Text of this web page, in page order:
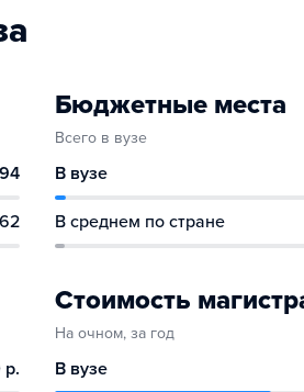
94
62
Бюджетные места
Всего в вузе
В вузе
В среднем по стране
р.
Стоимость
На очном, за год
В вузе